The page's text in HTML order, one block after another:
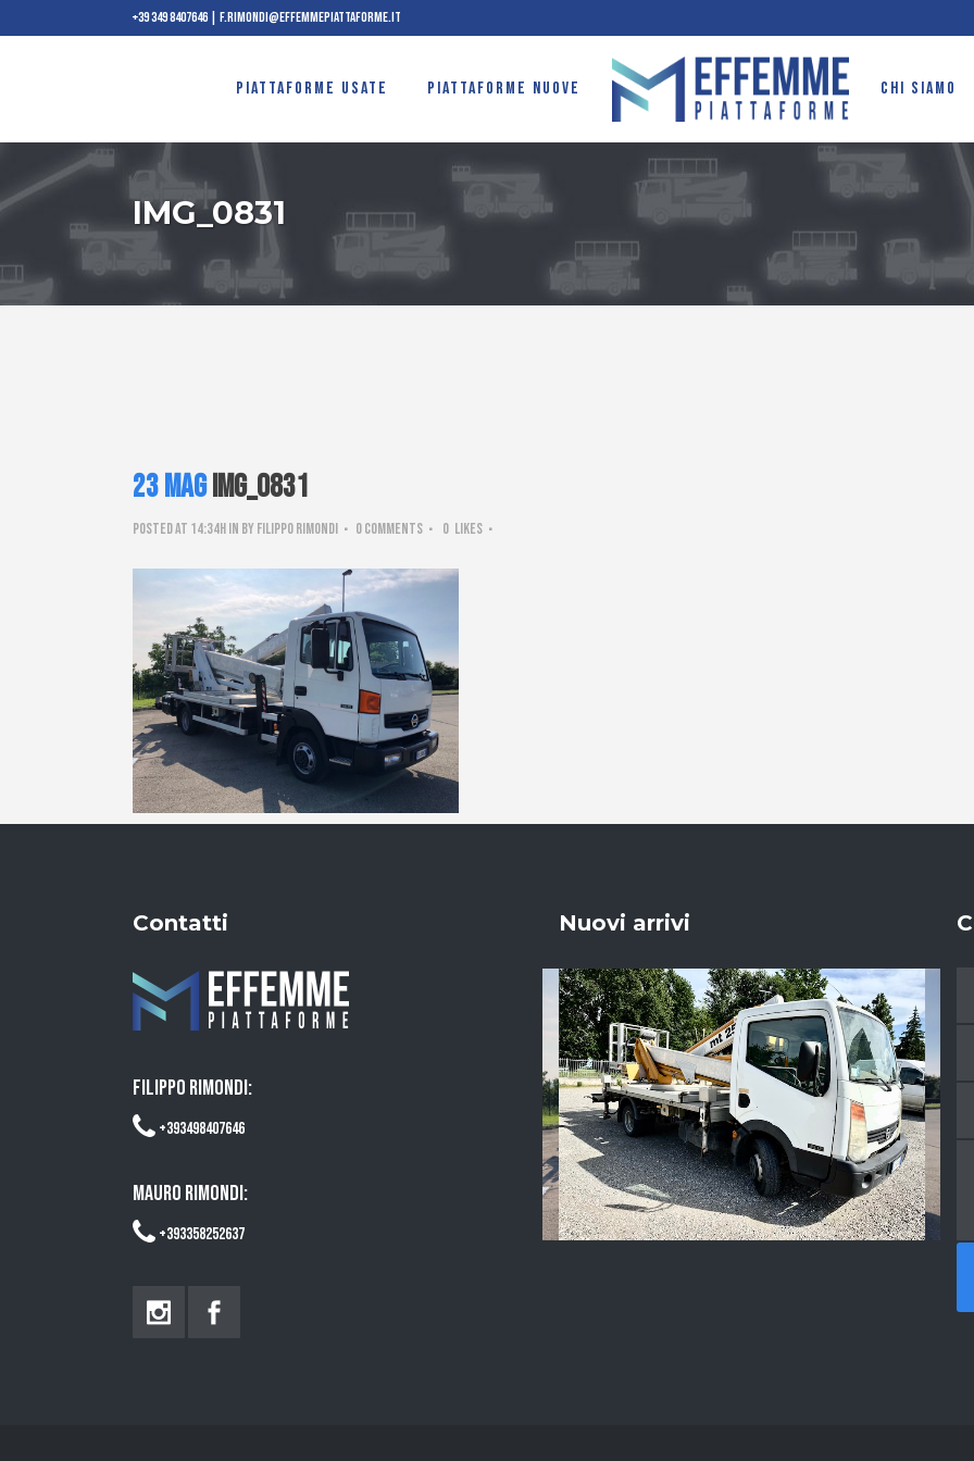
+39 349 8407646| f.rimondi@effemmepiattaforme.it
PIATTAFORME USATE PIATTAFORME NUOVE CHI SIAMO
IMG_0831
23 MagIMG_0831
Posted at 14:34hin by Filippo Rimondi 0 Comments 0 Likes
Contatti
FILIPPO RIMONDI:
+393498407646
MAURO RIMONDI:
+393358252637
Nuovi arrivi